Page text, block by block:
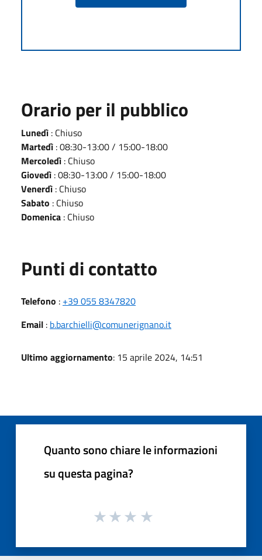
Orario per il pubblico
Lunedì : Chiuso
Martedì : 08:30-13:00 / 15:00-18:00
Mercoledì : Chiuso
Giovedì : 08:30-13:00 / 15:00-18:00
Venerdì : Chiuso
Sabato : Chiuso
Domenica : Chiuso
Punti di contatto
Telefono : +39 055 8347820
Email : b.barchielli@comunerignano.it
Ultimo aggiornamento: 15 aprile 2024, 14:51
Quanto sono chiare le informazioni
su questa pagina?